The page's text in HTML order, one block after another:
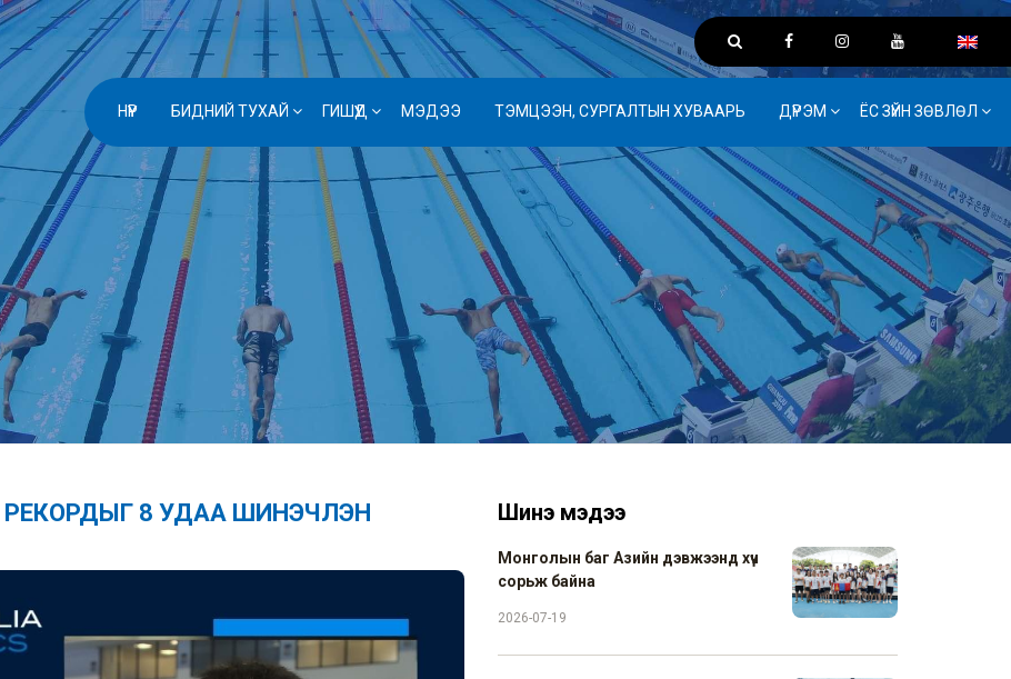
НҮҮР БИДНИЙ ТУХАЙ ГИШҮҮД МЭДЭЭ ТЭМЦЭЭН, СУРГАЛТЫН ХУВААРЬ ДҮРЭМ ЁС ЗҮЙН ЗӨВЛӨЛ
8 УДАА ШИНЭЧЛЭН
Шинэ мэдээ
Монголын баг Азийн дэвжээнд хүч
сорьж байна
2026-07-19